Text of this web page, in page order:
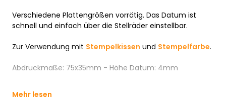
Verschiedene Plattengrößen vorrätig. Das Datum ist
schnell und einfach über die Stellräder einstellbar.
Zur Verwendung mit Stempelkissen und Stempelfarbe.
Abdruckmaße: 75x35mm - Höhe Datum: 4mm
Mehr lesen